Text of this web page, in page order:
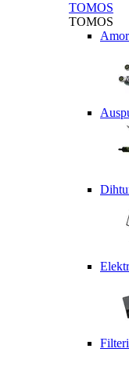
TOMOS
TOMOS